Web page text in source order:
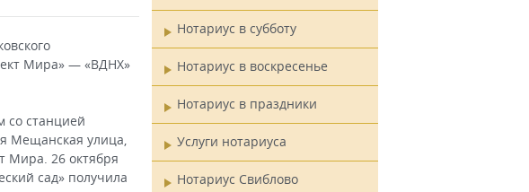
Мира» — «ВДНХ»
со станцией
я Мещанская улица,
Мира. 26 октября
сад» получила
Нотариус в субботу
Нотариус в воскресенье
Нотариус в праздники
Услуги нотариуса
Нотариус Свиблово